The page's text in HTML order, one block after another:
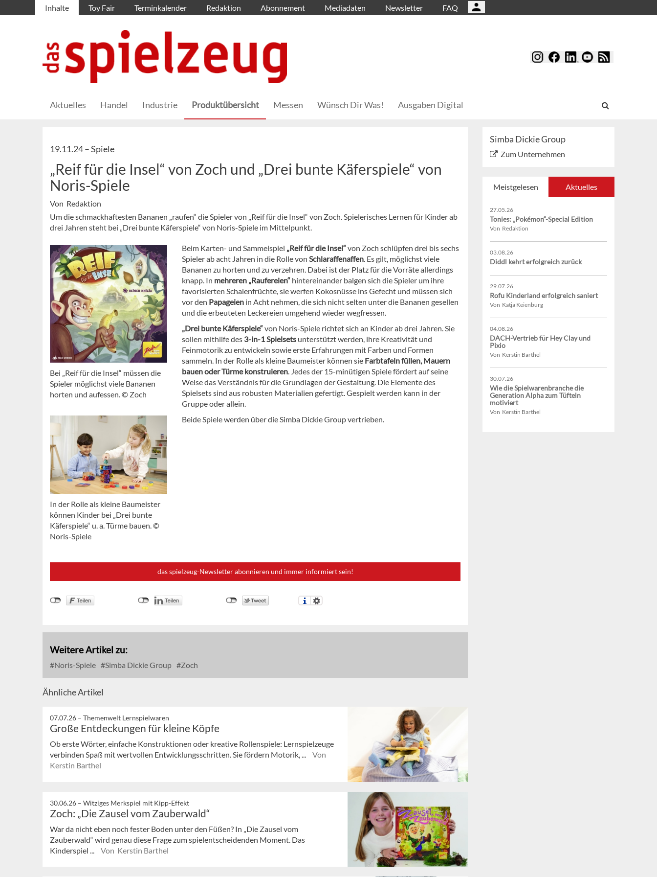
Inhalte Toy Fair Terminkalender Redaktion Abonnement Mediadaten Newsletter FAQ
Aktuelles Handel Industrie Produktübersicht Messen Wünsch Dir Was! Ausgaben Digital
19.11.24 –Spiele
„Reif für die Insel“ von Zoch und „Drei bunte Käferspiele“ von
Noris-Spiele
Von Redaktion
Um die schmackhaftesten Bananen „raufen“ die Spieler von „Reif für die Insel“ von Zoch. Spielerisches Lernen für Kinder ab
drei Jahren steht bei „Drei bunte Käferspiele“ von Noris-Spiele im Mittelpunkt.
Bei „Reif für die Insel“ müssen die
Spieler möglichst viele Bananen
horten und aufessen. © Zoch
In der Rolle als kleine Baumeister
können Kinder bei „Drei bunte
Käferspiele“ u. a. Türme bauen. ©
Noris-Spiele
Beim Karten- und Sammelspiel „Reif für die Insel“von Zoch schlüpfen drei bis sechs
Spieler ab acht Jahren in die Rolle von Schlaraffenaffen. Es gilt, möglichst viele
Bananen zu horten und zu verzehren. Dabei ist der Platz für die Vorräte allerdings
knapp. In mehreren „Raufereien“ hintereinander balgen sich die Spieler um ihre
favorisierten Schalenfrüchte, sie werfen Kokosnüsse ins Gefecht und müssen sich
vor den Papageien in Acht nehmen, die sich nicht selten unter die Bananen gesellen
und die erbeuteten Leckereien umgehend wieder wegfressen.
„Drei bunte Käferspiele“von Noris-Spiele richtet sich an Kinder ab drei Jahren. Sie
sollen mithilfe des 3-in-1 Spielsets unterstützt werden, ihre Kreativität und
Feinmotorik zu entwickeln sowie erste Erfahrungen mit Farben und Formen
sammeln. In der Rolle als kleine Baumeister können sie Farbtafeln füllen, Mauern
bauen oder Türme konstruieren. Jedes der 15-minütigen Spiele fördert auf seine
Weise das Verständnis für die Grundlagen der Gestaltung. Die Elemente des
Spielsets sind aus robusten Materialien gefertigt. Gespielt werden kann in der
Gruppe oder allein.
Beide Spiele werden über die Simba Dickie Group vertrieben.
das spielzeug-Newsletter abonnieren und immer informiert sein!
Weitere Artikel zu:
Noris-Spiele Simba Dickie Group Zoch
Ähnliche Artikel
07.07.26 – Themenwelt Lernspielwaren
Große Entdeckungen für kleine Köpfe
Ob erste Wörter, einfache Konstruktionen oder kreative Rollenspiele: Lernspielzeuge
verbinden Spaß mit wertvollen Entwicklungsschritten. Sie fördern Motorik, ...
Von
Kerstin Barthel
30.06.26 – Witziges Merkspiel mit Kipp-Effekt
Zoch: „Die Zausel vom Zauberwald“
War da nicht eben noch fester Boden unter den Füßen? In „Die Zausel vom
Zauberwald“ wird genau diese Frage zum spielentscheidenden Moment. Das
Kinderspiel ...
Von Kerstin Barthel
Simba Dickie Group
Zum Unternehmen
Meistgelesen Aktuelles
27.05.26
Tonies: „Pokémon“-Special Edition
Von Redaktion
03.08.26
Diddl kehrt erfolgreich zurück
29.07.26
Rofu Kinderland erfolgreich saniert
Von Katja Keienburg
04.08.26
DACH-Vertrieb für Hey Clay und
Pixio
Von Kerstin Barthel
30.07.26
Wie die Spielwarenbranche die
Generation Alpha zum Tüfteln
motiviert
Von Kerstin Barthel